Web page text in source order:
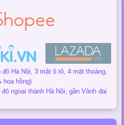
Hà Nội, 3 mặt ô tô, 4 mặt thoáng,
hoa hồng)
đỏ ngoại thành Hà Nội, gần Vành đai